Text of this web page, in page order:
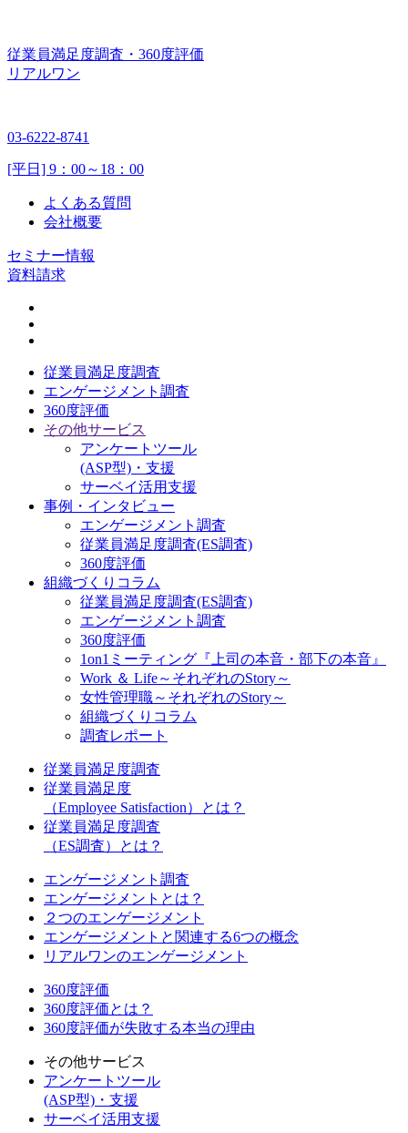
従業員満足度調査・360度評価
リアルワン
03-6222-8741
[平日] 9：00～18：00
よくある質問
会社概要
セミナー情報
資料請求
従業員満足度調査
エンゲージメント調査
360度評価
その他サービス
アンケートツール
(ASP型)・支援
サーベイ活用支援
事例・インタビュー
エンゲージメント調査
従業員満足度調査(ES調査)
360度評価
組織づくりコラム
従業員満足度調査(ES調査)
エンゲージメント調査
360度評価
1on1ミーティング『上司の本音・部下の本音』
Work ＆ Life～それぞれのStory～
女性管理職～それぞれのStory～
組織づくりコラム
調査レポート
従業員満足度調査
従業員満足度
（Employee Satisfaction）とは？
従業員満足度調査
（ES調査）とは？
エンゲージメント調査
エンゲージメントとは？
２つのエンゲージメント
エンゲージメントと関連する6つの概念
リアルワンのエンゲージメント
360度評価
360度評価とは？
360度評価が失敗する本当の理由
その他サービス
アンケートツール
(ASP型)・支援
サーベイ活用支援